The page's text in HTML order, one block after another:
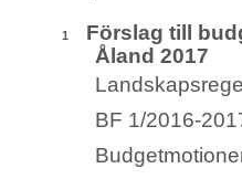
1
Förslag till
Åland 2017
BF 1/2016-